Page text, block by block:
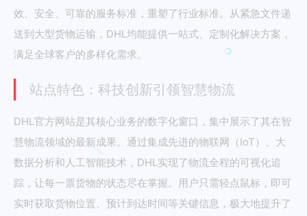
效、安全、可靠的服务标准，重塑了行业标准。从紧急文件递
送到大型货物运输，DHL均能提供一站式、定制化解决方案，
满足全球客户的多样化需求。
站点特色：科技创新引领智慧物流
DHL官方网站是其核心业务的数字化窗口，集中展示了其在智
慧物流领域的最新成果。通过集成先进的物联网（IoT）、大
数据分析和人工智能技术，DHL实现了物流全程的可视化追
踪，让每一票货物的状态尽在掌握。用户只需轻点鼠标，即可
实时获取货物位置、预计到达时间等关键信息，极大地提升了